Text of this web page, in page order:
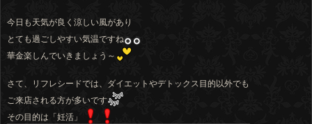
今日も天気が良く涼しい風があり
とても過ごしやすい気温ですね
華金楽しんでいきましょう～
さて、リフレシードでは、ダイエットやデトックス目的以外でも
ご来店される方が多いです
その目的は「妊活」